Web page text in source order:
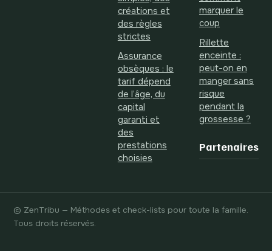
créations et
des règles
strictes
Assurance
obsèques : le
tarif dépend
de l’âge, du
capital
garanti et
des
prestations
choisies
marquer le
coup
Rillette
enceinte :
peut-on en
manger sans
risque
pendant la
grossesse ?
Partenaires
© ZenTribu — Méthodes et check-lists pour toute la famille.
Tous droits réservés.